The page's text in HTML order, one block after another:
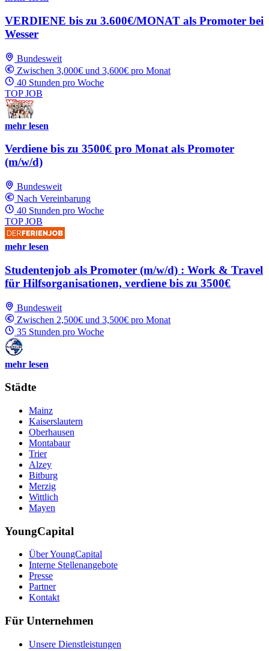
VERDIENE bis zu 3.600€/MONAT als Promoter bei
Wesser
Bundesweit
Zwischen 3,000€ und 3,600€ pro Monat
40 Stunden pro Woche
TOP JOB
mehr lesen
Verdiene bis zu 3500€ pro Monat als Promoter
(m/w/d)
Bundesweit
Nach Vereinbarung
40 Stunden pro Woche
TOP JOB
mehr lesen
Studentenjob als Promoter (m/w/d) : Work & Travel
für Hilfsorganisationen, verdiene bis zu 3500€
Bundesweit
Zwischen 2,500€ und 3,500€ pro Monat
35 Stunden pro Woche
mehr lesen
Städte
Mainz
Kaiserslautern
Oberhausen
Montabaur
Trier
Alzey
Bitburg
Merzig
Wittlich
Mayen
YoungCapital
Über YoungCapital
Interne Stellenangebote
Presse
Partner
Kontakt
Für Unternehmen
Unsere Dienstleistungen